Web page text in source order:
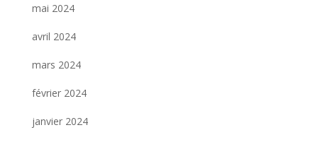
mai 2024
avril 2024
mars 2024
février 2024
janvier 2024